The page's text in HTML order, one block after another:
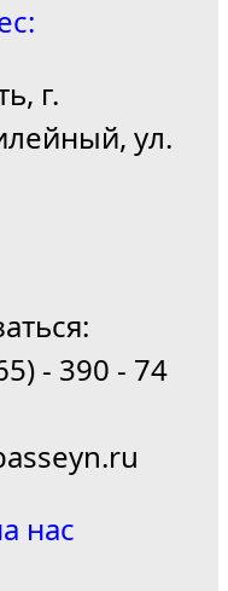
г.
ул.
- 390 - 74
нас